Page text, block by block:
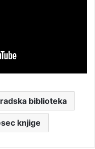
biblioteka
knjige